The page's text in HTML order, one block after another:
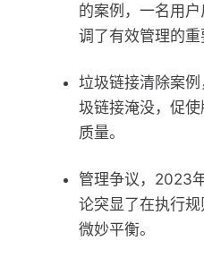
的案例，一名用
调了有效管理的重
垃圾链接清除案
圾链接淹没，促
质量。
管理争议，2023
论突显了在执行
微妙平衡。